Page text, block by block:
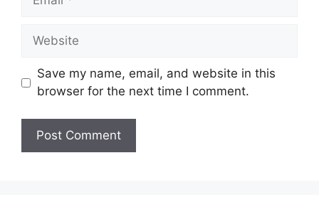
Website
Save my name, email, and website in this
browser for the next time I comment.